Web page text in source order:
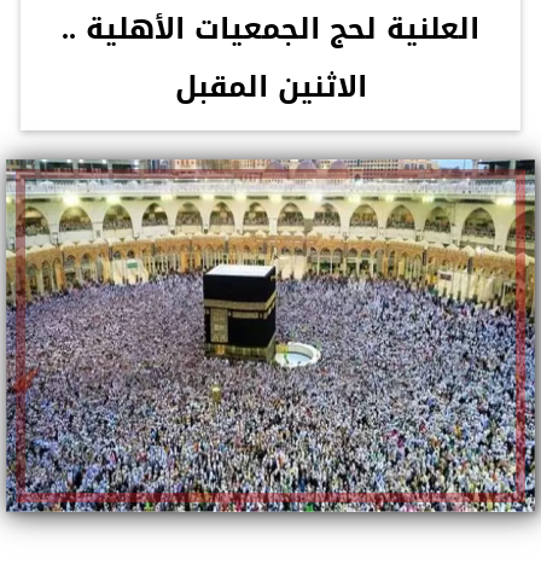
العلنية لحج الجمعيات الأهلية ..
الاثنين المقبل